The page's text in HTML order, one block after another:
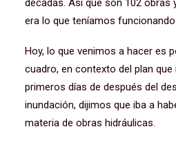
décadas. Así que son 102 obras
era lo que teníamos
Hoy, lo que venimos a hacer es
cuadro, en contexto del plan
primeros días de después del
inundación, dijimos que iba a
materia de obras hidráulicas.